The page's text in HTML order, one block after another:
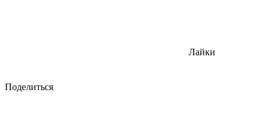
Лайки
Поделиться